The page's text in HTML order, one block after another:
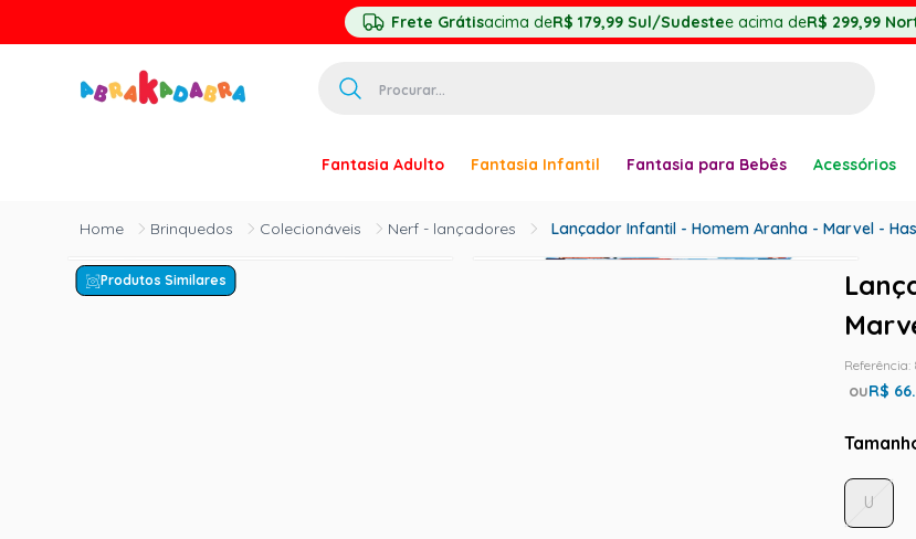
Frete Grátisacima deR$ 179,99 Sul/Sudestee acima deR$ 299,99
Fantasia Adulto Fantasia Infantil Fantasia para Bebês Acessórios
Brinquedos Colecionáveis Nerf - lançadores Lançador Infantil - Homem Aranha - Marvel -
Produtos Similares
Referência:
ouR$
U
princesa